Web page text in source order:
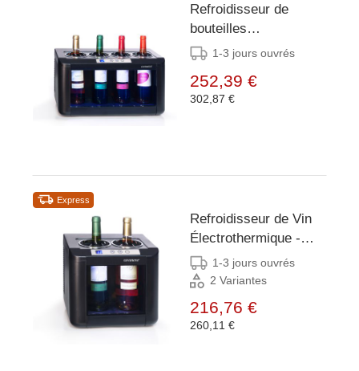
Refroidisseur de
bouteilles
électrothermique - 4
1-3 jours ouvrés
252,39 €
302,87 €
Express
Refroidisseur de Vin
Électrothermique -
pour 2 bouteilles - 5° ~
18°C -
1-3 jours ouvrés
2 Variantes
216,76 €
260,11 €